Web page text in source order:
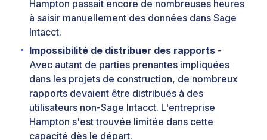
Hampton passait encore de nombreuses heures
à saisir manuellement des données dans Sage
Intacct.
Impossibilité de distribuer des rapports -
Avec autant de parties prenantes impliquées
dans les projets de construction, de nombreux
rapports devaient être distribués à des
utilisateurs non-Sage Intacct. L'entreprise
Hampton s'est trouvée limitée dans cette
capacité dès le départ.